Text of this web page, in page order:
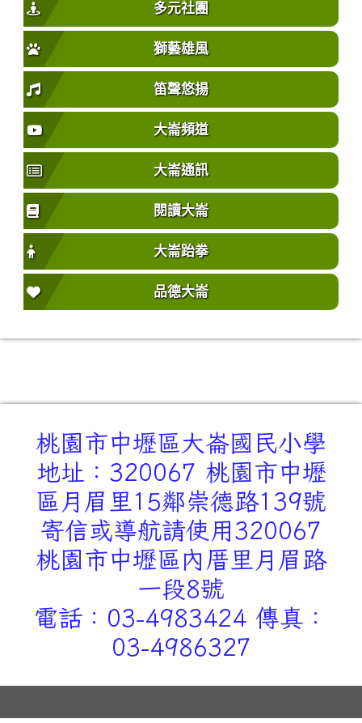
多元社團
獅藝雄風
笛聲悠揚
大崙頻道
大崙通訊
閱讀大崙
大崙跆拳
品德大崙
桃園市中壢區大崙國民小學
地址：320067 桃園市中壢
區月眉里15鄰崇德路139號
寄信或導航請使用320067
桃園市中壢區內厝里月眉路
一段8號
電話：03-4983424 傳真：
03-4986327